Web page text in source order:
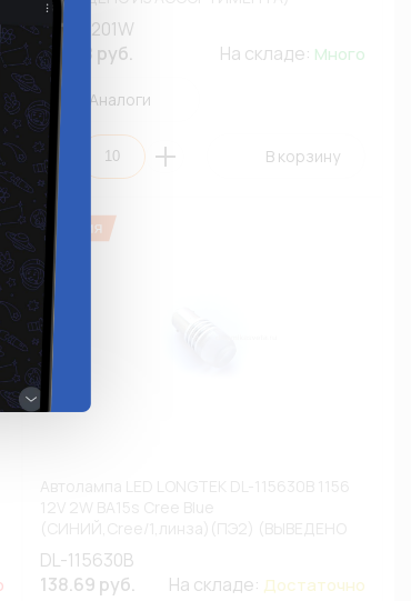
BA9-2201W
133.78 руб.
На складе: Много
Аналоги
В корзину
Автолампа LED LONGTEK DL-115630B 1156
ИЗ АССОРТИМЕНТА)
DL-115630B
138.69 руб.
На складе: Достаточно